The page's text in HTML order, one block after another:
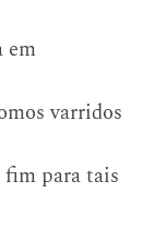
em
varridos
fim para tais